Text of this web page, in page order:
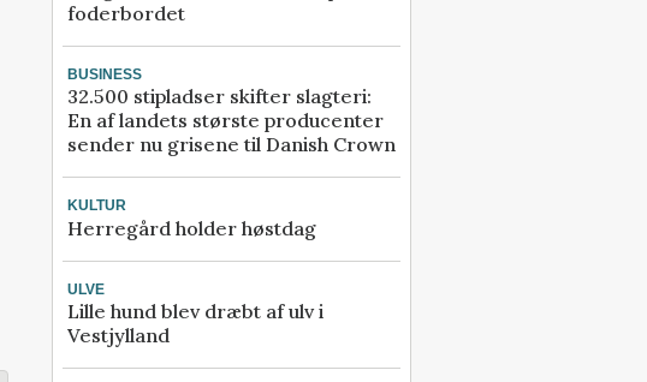
foderbordet
BUSINESS
32.500 stipladser skifter slagteri:
En af landets største producenter
sender nu grisene til Danish Crown
KULTUR
Herregård holder høstdag
ULVE
Lille hund blev dræbt af ulv i
Vestjylland